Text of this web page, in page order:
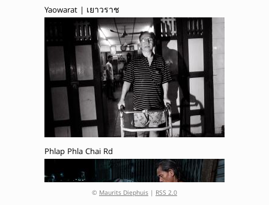
Yaowarat | เยาวราช
Phlap Phla Chai Rd
© Maurits Diephuis | RSS 2.0